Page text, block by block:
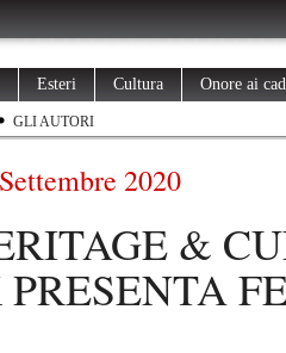
Esteri Cultura Onore ai
GLI AUTORI
Settembre 2020
&